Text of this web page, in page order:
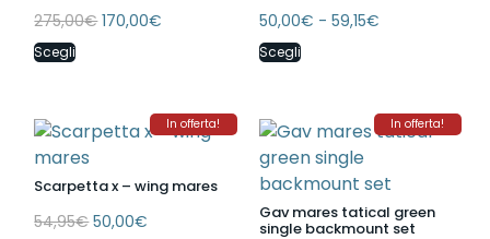
275,00€ 170,00€
Scegli
50,00€ - 59,15€
Scegli
In offerta!
Scarpetta x – wing mares
54,95€ 50,00€
In offerta!
Gav mares tatical green
single backmount set